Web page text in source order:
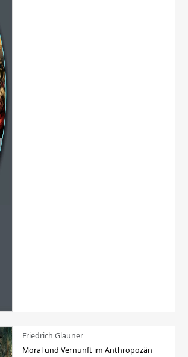
Friedrich Glauner
Moral und Vernunft im Anthropozän